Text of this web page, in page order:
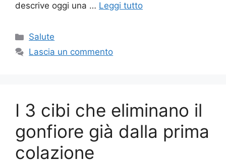
descrive oggi una … Leggi tutto
Categorie
Salute
Lascia un commento
I 3 cibi che eliminano il
gonfiore già dalla prima
colazione